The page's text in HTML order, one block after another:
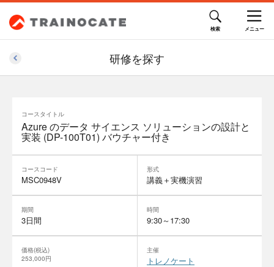
研修を探す
コースタイトル
Azure のデータ サイエンス ソリューションの設計と
実装 (DP-100T01) バウチャー付き
コースコード
MSC0948V
形式
講義＋実機演習
期間
3日間
時間
9:30～17:30
価格(税込)
253,000円
主催
トレノケート